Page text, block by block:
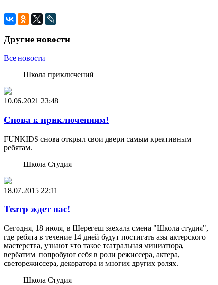
Другие новости
Все новости
Школа приключений
10.06.2021 23:48
Снова к приключениям!
FUNKIDS снова открыл свои двери самым креативным
ребятам.
Школа Студия
18.07.2015 22:11
Театр ждет нас!
Сегодня, 18 июля, в Шерегеш заехала смена "Школа студия",
где ребята в течение 14 дней будут постигать азы актерского
мастерства, узнают что такое театральная миниатюра,
вербатим, попробуют себя в роли режиссера, актера,
светорежиссера, декоратора и многих других ролях.
Школа Студия